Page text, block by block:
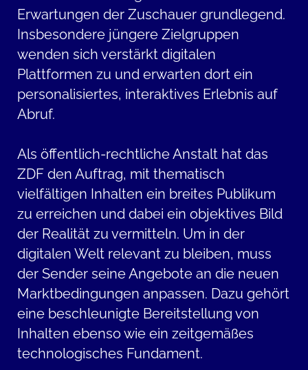
Erwartungen der Zuschauer grundlegend.
Insbesondere jüngere Zielgruppen
wenden sich verstärkt digitalen
Plattformen zu und erwarten dort ein
personalisiertes, interaktives Erlebnis auf
Abruf.
Als öffentlich-rechtliche Anstalt hat das
ZDF den Auftrag, mit thematisch
vielfältigen Inhalten ein breites Publikum
zu erreichen und dabei ein objektives Bild
der Realität zu vermitteln. Um in der
digitalen Welt relevant zu bleiben, muss
der Sender seine Angebote an die neuen
Marktbedingungen anpassen. Dazu gehört
eine beschleunigte Bereitstellung von
Inhalten ebenso wie ein zeitgemäßes
technologisches Fundament.